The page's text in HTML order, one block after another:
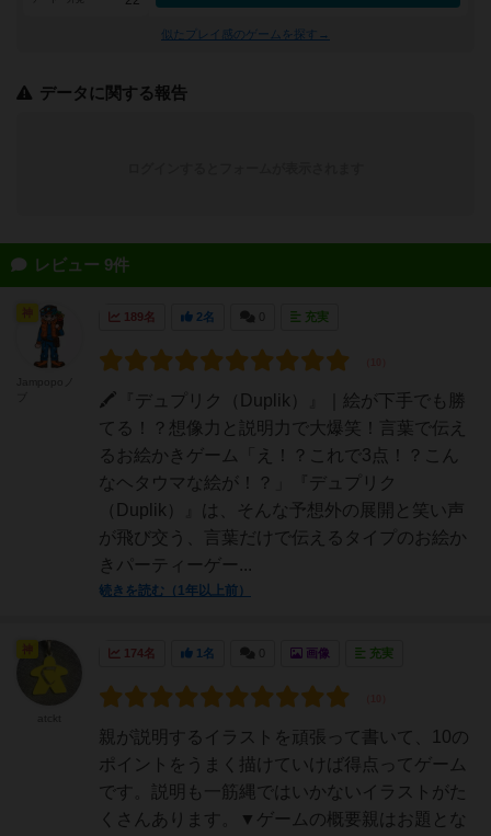
似たプレイ感のゲームを探す→
データに関する報告
レビュー 9件
189名 2名 充実
🖍️『デュプリク（Duplik）』｜絵が下手でも勝
てる！？想像力と説明力で大爆笑！言葉で伝え
るお絵かきゲーム「え！？これで3点！？こん
なヘタウマな絵が！？」『デュプリク
（Duplik）』は、そんな予想外の展開と笑い声
が飛び交う、言葉だけで伝えるタイプのお絵か
きパーティーゲー...
続きを読む（1年以上前）
174名 1名 画像 充実
親が説明するイラストを頑張って書いて、10の
ポイントをうまく描けていけば得点ってゲーム
です。説明も一筋縄ではいかないイラストがた
くさんあります。▼ゲームの概要親はお題とな